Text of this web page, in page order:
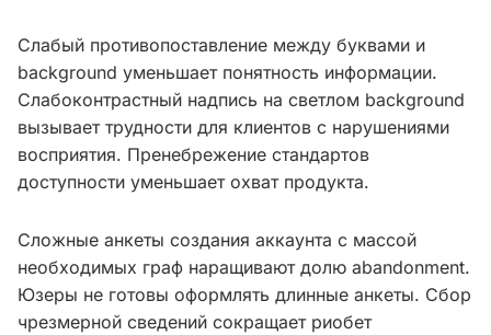
Слабый противопоставление между буквами и
background уменьшает понятность информации.
Слабоконтрастный надпись на светлом background
вызывает трудности для клиентов с нарушениями
восприятия. Пренебрежение стандартов
доступности уменьшает охват продукта.
Сложные анкеты создания аккаунта с массой
необходимых граф наращивают долю abandonment.
Юзеры не готовы оформлять длинные анкеты. Сбор
чрезмерной сведений сокращает риобет